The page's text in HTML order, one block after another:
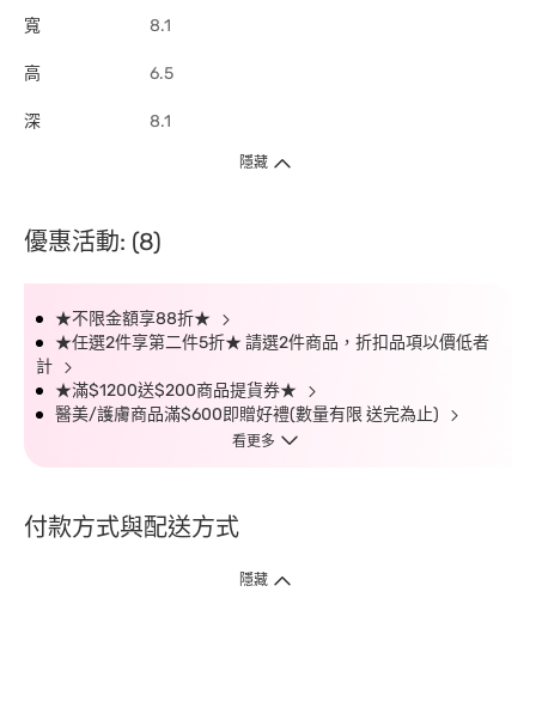
寬 8.1
高 6.5
深 8.1
隱藏
優惠活動: (8)
★不限金額享88折★
★任選2件享第二件5折★ 請選2件商品，折扣品項以價低者
計
★滿$1200送$200商品提貨券★
醫美/護膚商品滿$600即贈好禮(數量有限 送完為止)
看更多
付款方式與配送方式
隱藏